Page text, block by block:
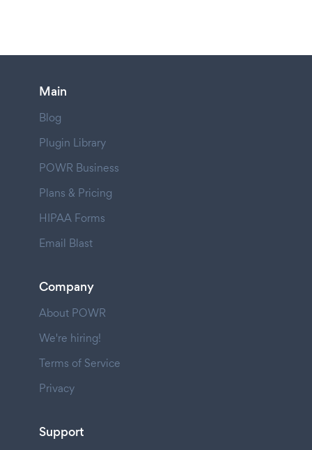
Main
Blog
Plugin Library
POWR Business
Plans & Pricing
HIPAA Forms
Email Blast
Company
About POWR
We're hiring!
Terms of Service
Privacy
Support